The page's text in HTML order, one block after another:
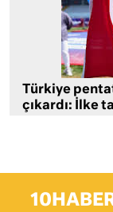
Türkiye
çıkardı: İlke